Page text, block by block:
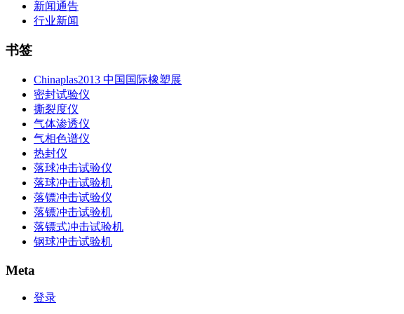
新闻通告
行业新闻
书签
Chinaplas2013 中国国际橡塑展
密封试验仪
撕裂度仪
气体渗透仪
气相色谱仪
热封仪
落球冲击试验仪
落球冲击试验机
落镖冲击试验仪
落镖冲击试验机
落镖式冲击试验机
钢球冲击试验机
Meta
登录